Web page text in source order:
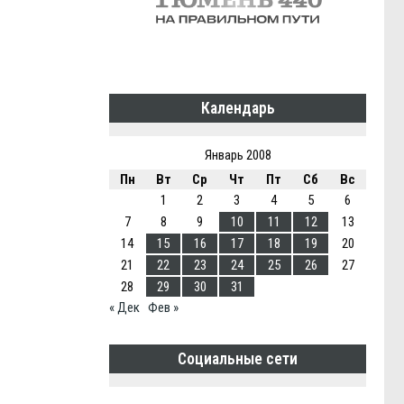
Календарь
Январь 2008
Пн
Вт Ср Чт Пт Сб
Вс
1
2 3 4 5
6
7
8 9 10 11 12
13
14
15 16 17 18 19
20
21
22 23 24 25 26
27
28
29 30
31
« Дек Фев »
Социальные сети